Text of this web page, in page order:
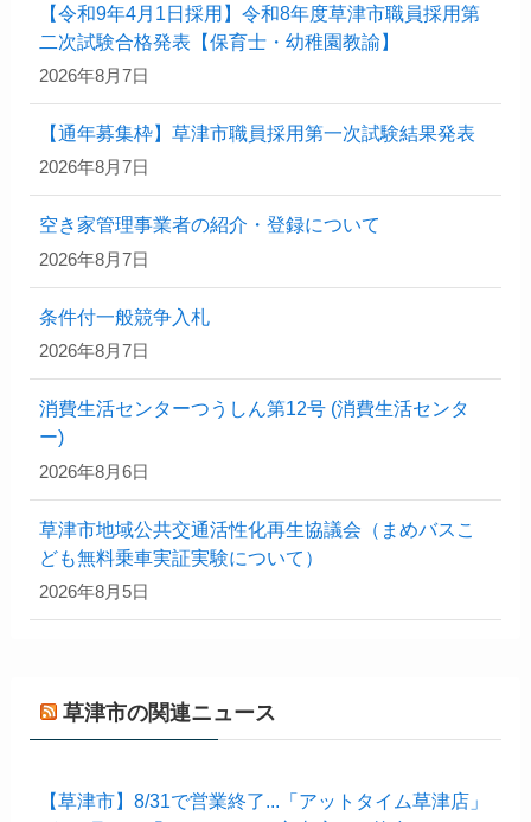
【令和9年4月1日採用】令和8年度草津市職員採用第
二次試験合格発表【保育士・幼稚園教諭】
2026年8月7日
【通年募集枠】草津市職員採用第一次試験結果発表
2026年8月7日
空き家管理事業者の紹介・登録について
2026年8月7日
条件付一般競争入札
2026年8月7日
消費生活センターつうしん第12号 (消費生活センタ
ー)
2026年8月6日
草津市地域公共交通活性化再生協議会（まめバスこ
ども無料乗車実証実験について）
2026年8月5日
草津市の関連ニュース
【草津市】8/31で営業終了...「アットタイム草津店」